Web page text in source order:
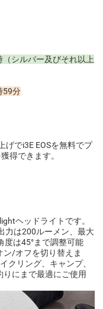
シルバー及びそれ以上
59分
げでi3E EOSを無料でプ
獲得できます。
ヘッドライトです。
力は200ルーメン、最大
度は45°まで調整可能
ン/オフを切り替えま
クリング、キャンプ、
にまで最適にご使用